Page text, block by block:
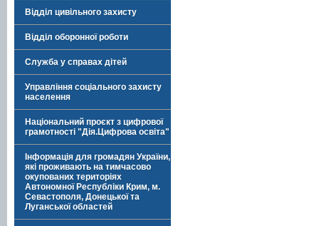
Відділ цивільного захисту
Відділ оборонної роботи
Служба у справах дітей
Управління соціального захисту
населення
Національний проєкт з цифрової
грамотності "Дія.Цифрова освіта"
Інформація для громадян України,
які проживають на тимчасово
окупованих територіях
Автономної Республіки Крим, м.
Севастополя, Донецької та
Луганської областей